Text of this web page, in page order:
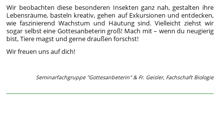
Wir beobachten diese besonderen Insekten ganz nah, gestalten ihre
Lebensräume, basteln kreativ, gehen auf Exkursionen und entdecken,
wie faszinierend Wachstum und Häutung sind. Vielleicht ziehst wir
sogar selbst eine Gottesanbeterin groß! Mach mit – wenn du neugierig
bist, Tiere magst und gerne draußen forschst!
Wir freuen uns auf dich!
Seminarfachgruppe "Gottesanbeterin" & Fr. Geisler, Fachschaft Biologie